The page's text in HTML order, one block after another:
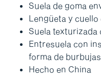
Suela de goma
Lengüeta y
Suela texturizada
Entresuela con
forma de burbujas
Hecho en China